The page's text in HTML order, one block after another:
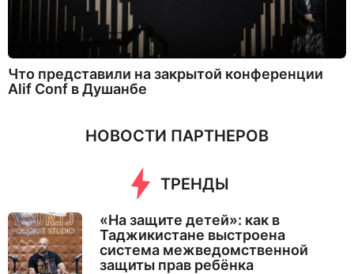
Что представили на закрытой конференции
Alif Conf в Душанбе
НОВОСТИ ПАРТНЕРОВ
ТРЕНДЫ
«На защите детей»: как в
Таджикистане выстроена
система межведомственной
защиты прав ребёнка